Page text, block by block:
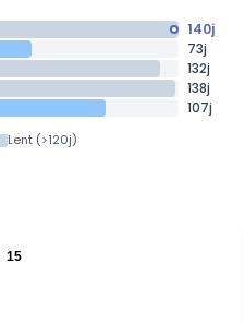
140j
73j
132j
138j
107j
Lent (>120j)
15